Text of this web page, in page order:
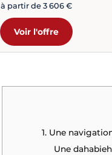
à partir de 3 606 €
Voir l'offre
1. Une
Une